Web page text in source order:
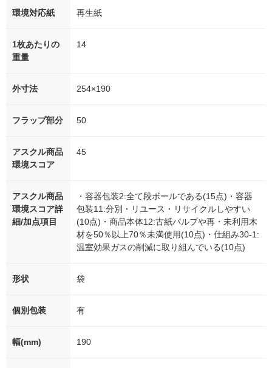
環境対応紙 再生紙
1枚あたりの
重量
14
外寸法 254×190
フラップ部分 50
アスクル商品
環境スコア
45
アスクル商品
環境スコア詳
細/加点項目
・容器包装2:全て段ボールである(15点)・容器
包装11:分別・リユース・リサイクルしやすい
(10点)・商品本体12:古紙パルプや再・未利用木
材を50％以上70％未満使用(10点)・仕組み30-1:
温室効果ガスの削減に取り組んでいる(10点)
形状 袋
個別包装 有
幅(mm) 190